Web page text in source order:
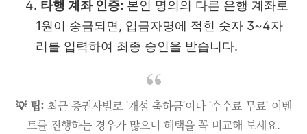
타행 계좌 인증: 본인 명의의 다른 은행 계좌로
1원이 송금되면, 입금자명에 적힌 숫자 3~4자
리를 입력하여 최종 승인을 받습니다.
💡 팁:최근 증권사별로 '개설 축하금'이나 '수수료 무료' 이벤
트를 진행하는 경우가 많으니 혜택을 꼭 비교해 보세요.